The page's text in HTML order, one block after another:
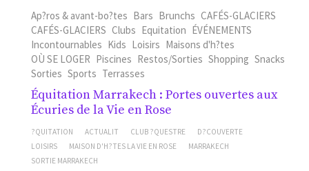
Ap?ros & avant-bo?tes Bars Brunchs CAFÉS-GLACIERS
CAFÉS-GLACIERS Clubs Equitation ÉVÉNEMENTS
Incontournables Kids Loisirs Maisons d'h?tes
OÙ SE LOGER Piscines Restos/Sorties Shopping Snacks
Sorties Sports Terrasses
Équitation Marrakech : Portes ouvertes aux
Écuries de la Vie en Rose
?QUITATION ACTUALIT CLUB ?QUESTRE
D?COUVERTE
LOISIRS
MAISON D'H?TES LA VIE EN ROSE
MARRAKECH
SORTIE MARRAKECH